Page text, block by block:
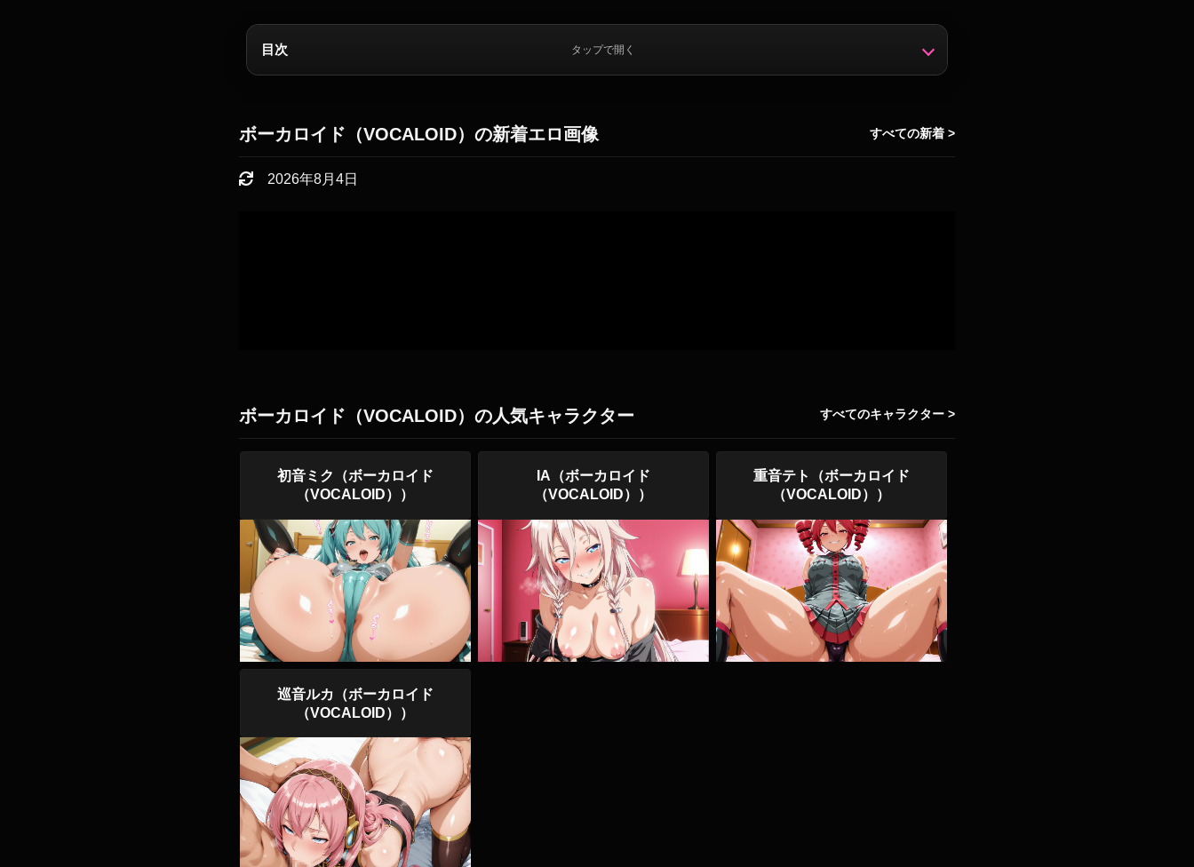
目次 タップで開く
ボーカロイド（VOCALOID）の新着エロ画像 すべての新着 >
2026年8月4日
ボーカロイド（VOCALOID）の人気キャラクター すべてのキャラクター >
初音ミク（ボーカロイド
（VOCALOID））
IA（ボーカロイド
（VOCALOID））
重音テト（ボーカロイド
（VOCALOID））
巡音ルカ（ボーカロイド
（VOCALOID））